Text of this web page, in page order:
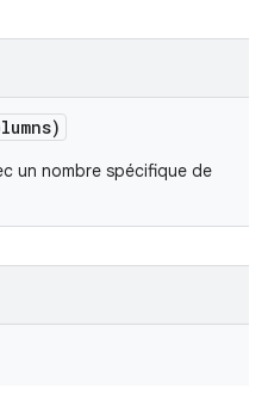
un nombre spécifique de